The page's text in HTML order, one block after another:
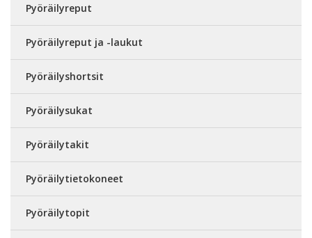
Pyöräilyreput
Pyöräilyreput ja -laukut
Pyöräilyshortsit
Pyöräilysukat
Pyöräilytakit
Pyöräilytietokoneet
Pyöräilytopit